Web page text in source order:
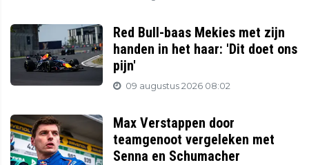
Red Bull-baas Mekies met zijn
handen in het haar: 'Dit doet ons
pijn'
09 augustus 2026 08:02
Max Verstappen door
teamgenoot vergeleken met
Senna en Schumacher